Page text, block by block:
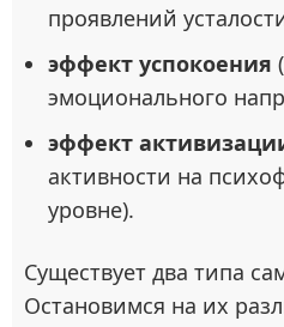
проявлений
эффект успокоения
эмоционального
эффект
активности на
уровне).
Существует два типа
Остановимся на их